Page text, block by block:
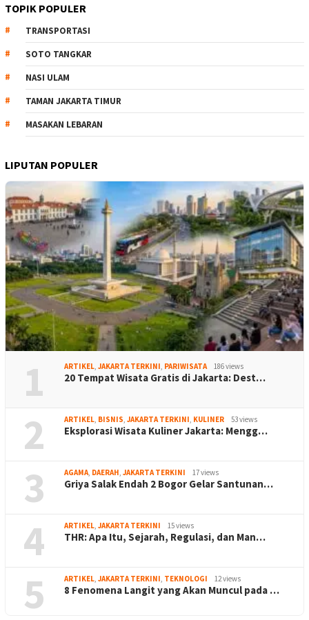
TOPIK POPULER
TRANSPORTASI
SOTO TANGKAR
NASI ULAM
TAMAN JAKARTA TIMUR
MASAKAN LEBARAN
LIPUTAN POPULER
1 ARTIKEL JAKARTA TERKINI PARIWISATA 186 views
20 Tempat Wisata Gratis di Jakarta: Dest…
2 ARTIKEL BISNIS JAKARTA TERKINI KULINER 53 views
Eksplorasi Wisata Kuliner Jakarta: Mengg…
3 AGAMA DAERAH JAKARTA TERKINI 17 views
Griya Salak Endah 2 Bogor Gelar Santunan…
4 ARTIKEL JAKARTA TERKINI 15 views
THR: Apa Itu, Sejarah, Regulasi, dan Man…
5 ARTIKEL JAKARTA TERKINI TEKNOLOGI 12 views
8 Fenomena Langit yang Akan Muncul pada …